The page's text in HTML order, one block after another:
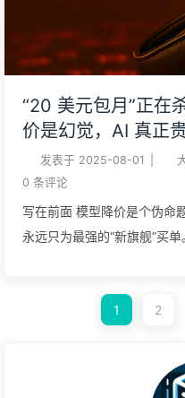
在每个人恒定的 24 小时里
力战争的演进、天价人才争
革、未来九大趋势到具体行
网竞争中，开始意识到，真
屏，让人们忘记时间，是相当成功的设计
从「杀时间」到「造时间」
“20 美元包月”正在
价是幻觉，AI 真正
学AI164
发表于 2025-08-01
0 条评论
写在前面 模型降价是个伪命
永远只为最强的“新旗舰”买
费，你会输掉市场；选择包
客户无法离开；要么进行垂
具，靠后端的基础设施赚钱。 延伸阅读 【Token趣闻】AI收
1 2